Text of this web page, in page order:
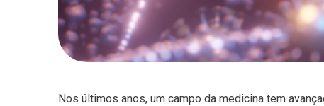
Nos últimos anos, um campo da medicina tem